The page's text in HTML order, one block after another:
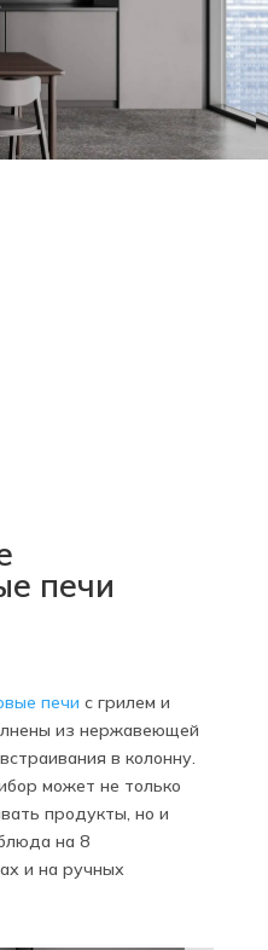
печи
печи с грилем и
из нержавеющей
в колонну.
может не только
продукты, но и
на 8
и на ручных